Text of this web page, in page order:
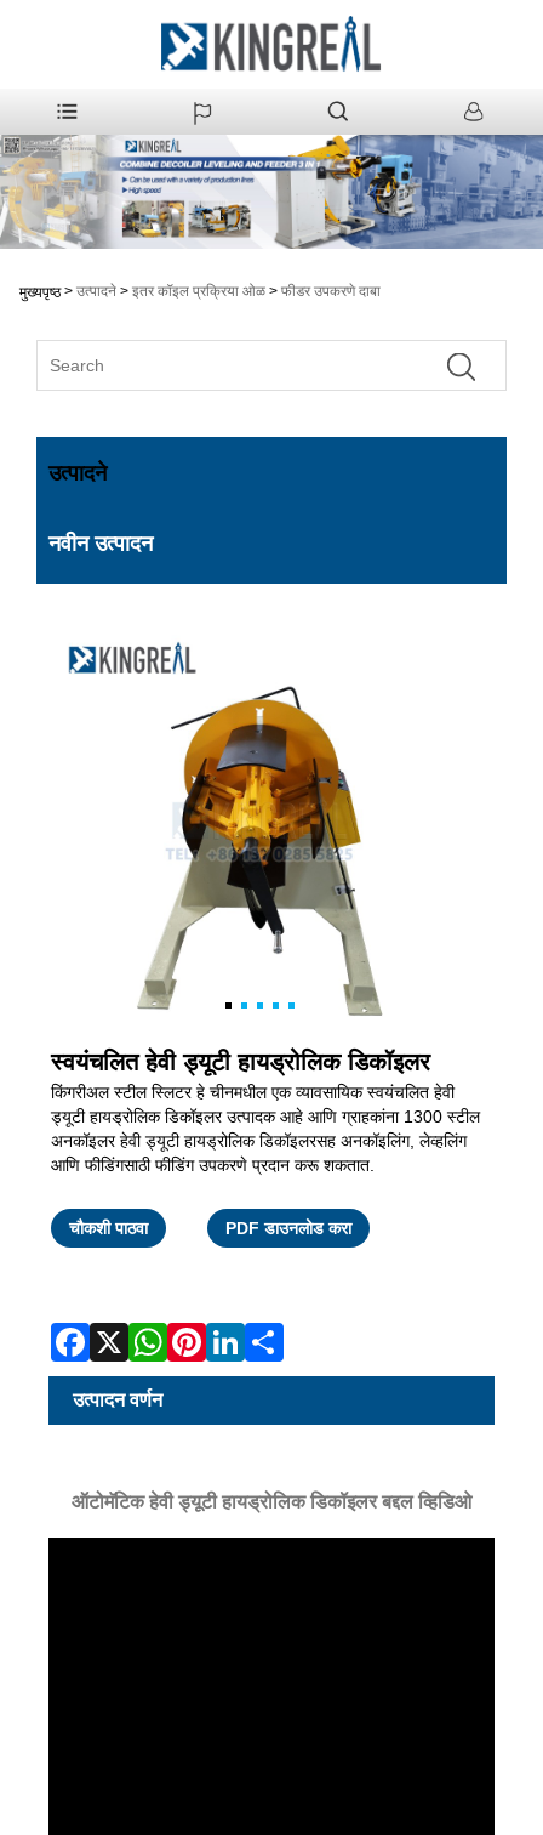
मुख्यपृष्ठ > उत्पादने > इतर कॉइल प्रक्रिया ओळ > फीडर उपकरणे दाबा
उत्पादने
नवीन उत्पादन
स्वयंचलित हेवी ड्यूटी हायड्रोलिक डिकॉइलर
किंगरीअल स्टील स्लिटर हे चीनमधील एक व्यावसायिक स्वयंचलित हेवी
ड्यूटी हायड्रोलिक डिकॉइलर उत्पादक आहे आणि ग्राहकांना 1300 स्टील
अनकॉइलर हेवी ड्यूटी हायड्रोलिक डिकॉइलरसह अनकॉइलिंग, लेव्हलिंग
आणि फीडिंगसाठी फीडिंग उपकरणे प्रदान करू शकतात.
चौकशी पाठवा PDF डाउनलोड करा
उत्पादन वर्णन
ऑटोमॅटिक हेवी ड्यूटी हायड्रोलिक डिकॉइलर बद्दल व्हिडिओ